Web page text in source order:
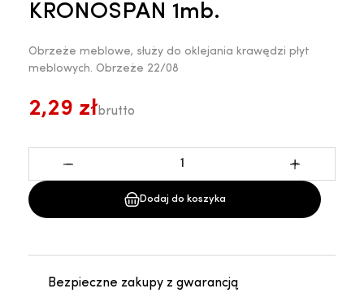
KRONOSPAN 1mb.
Obrzeże meblowe, służy do oklejania krawędzi płyt
meblowych. Obrzeże 22/08
2,29 złbrutto
- +
Dodaj do koszyka
Bezpieczne zakupy z gwarancją